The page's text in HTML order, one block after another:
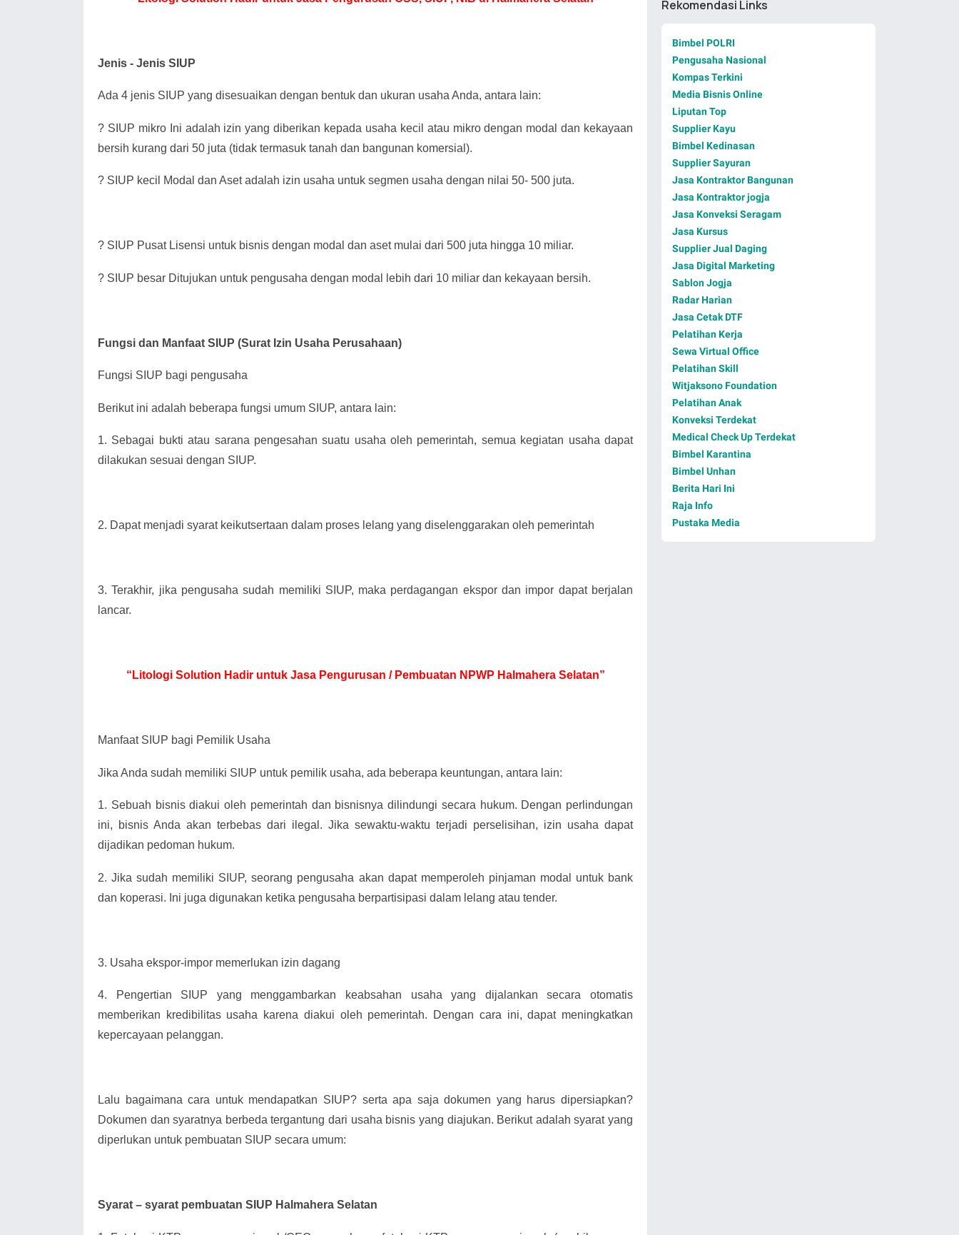
Jenis - Jenis SIUP
Ada 4 jenis SIUP yang disesuaikan dengan bentuk dan ukuran usaha Anda, antara lain:
? SIUP mikro Ini adalah izin yang diberikan kepada usaha kecil atau mikro dengan modal dan kekayaan
bersih kurang dari 50 juta (tidak termasuk tanah dan bangunan komersial).
? SIUP kecil Modal dan Aset adalah izin usaha untuk segmen usaha dengan nilai 50- 500 juta.
? SIUP Pusat Lisensi untuk bisnis dengan modal dan aset mulai dari 500 juta hingga 10 miliar.
? SIUP besar Ditujukan untuk pengusaha dengan modal lebih dari 10 miliar dan kekayaan bersih.
Fungsi dan Manfaat SIUP (Surat Izin Usaha Perusahaan)
Fungsi SIUP bagi pengusaha
Berikut ini adalah beberapa fungsi umum SIUP, antara lain:
1. Sebagai bukti atau sarana pengesahan suatu usaha oleh pemerintah, semua kegiatan usaha dapat
dilakukan sesuai dengan SIUP.
2. Dapat menjadi syarat keikutsertaan dalam proses lelang yang diselenggarakan oleh pemerintah
3. Terakhir, jika pengusaha sudah memiliki SIUP, maka perdagangan ekspor dan impor dapat berjalan
lancar.
“Litologi Solution Hadir untuk Jasa Pengurusan / Pembuatan NPWP Halmahera Selatan”
Manfaat SIUP bagi Pemilik Usaha
Jika Anda sudah memiliki SIUP untuk pemilik usaha, ada beberapa keuntungan, antara lain:
1. Sebuah bisnis diakui oleh pemerintah dan bisnisnya dilindungi secara hukum. Dengan perlindungan
ini, bisnis Anda akan terbebas dari ilegal. Jika sewaktu-waktu terjadi perselisihan, izin usaha dapat
dijadikan pedoman hukum.
2. Jika sudah memiliki SIUP, seorang pengusaha akan dapat memperoleh pinjaman modal untuk bank
dan koperasi. Ini juga digunakan ketika pengusaha berpartisipasi dalam lelang atau tender.
3. Usaha ekspor-impor memerlukan izin dagang
4.
Pengertian SIUP yang menggambarkan keabsahan usaha yang dijalankan secara otomatis
memberikan kredibilitas usaha karena diakui oleh pemerintah. Dengan cara ini, dapat meningkatkan
kepercayaan pelanggan.
Lalu bagaimana cara untuk mendapatkan SIUP? serta apa saja dokumen yang harus dipersiapkan?
Dokumen dan syaratnya berbeda tergantung dari usaha bisnis yang diajukan. Berikut adalah syarat yang
diperlukan untuk pembuatan SIUP secara umum:
Syarat – syarat pembuatan SIUP Halmahera Selatan
Rekomendasi Links
Bimbel POLRI
Pengusaha Nasional
Kompas Terkini
Media Bisnis Online
Liputan Top
Supplier Kayu
Bimbel Kedinasan
Supplier Sayuran
Jasa Kontraktor Bangunan
Jasa Kontraktor jogja
Jasa Konveksi Seragam
Jasa Kursus
Supplier Jual Daging
Jasa Digital Marketing
Sablon Jogja
Radar Harian
Jasa Cetak DTF
Pelatihan Kerja
Sewa Virtual Office
Pelatihan Skill
Witjaksono Foundation
Pelatihan Anak
Konveksi Terdekat
Medical Check Up Terdekat
Bimbel Karantina
Bimbel Unhan
Berita Hari Ini
Raja Info
Pustaka Media